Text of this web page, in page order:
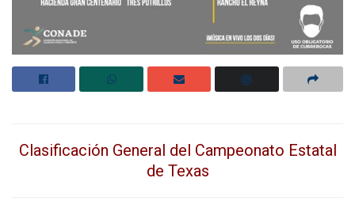
Clasificación General del Campeonato Estatal
de Texas